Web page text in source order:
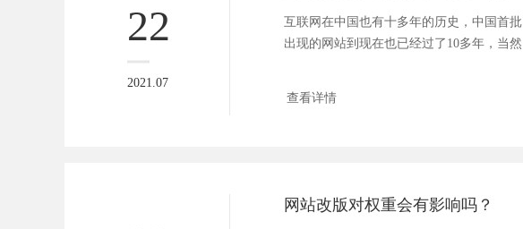
22
2021.07
互联网在中国也有十多年的历史，中国首批
出现的网站到现在也已经过了10多年，当然
查看详情
网站改版对权重会有影响吗？